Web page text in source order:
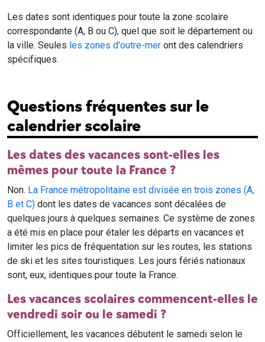
Les dates sont identiques pour toute la zone scolaire
correspondante (A, B ou C), quel que soit le département ou
la ville. Seules les zones d'outre-mer ont des calendriers
spécifiques.
Questions fréquentes sur le
calendrier scolaire
Les dates des vacances sont-elles les
mêmes pour toute la France ?
Non. La France métropolitaine est divisée en trois zones (A,
B et C) dont les dates de vacances sont décalées de
quelques jours à quelques semaines. Ce système de zones
a été mis en place pour étaler les départs en vacances et
limiter les pics de fréquentation sur les routes, les stations
de ski et les sites touristiques. Les jours fériés nationaux
sont, eux, identiques pour toute la France.
Les vacances scolaires commencent-elles le
vendredi soir ou le samedi ?
Officiellement, les vacances débutent le samedi selon le